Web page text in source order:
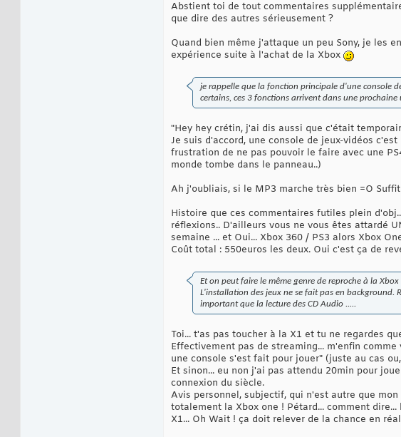
Abstient toi de tout commentaires
que dire des autres sérieusement ?
Quand bien même j'attaque un peu Sony, je les
expérience suite à l'achat de la Xbox
je rappelle que la fonction principale d'une console
certains, ces 3 fonctions arrivent dans une
"Hey hey crétin, j'ai dis aussi que c'était
Je suis d'accord, une console de jeux-vidéos c'est
frustration de ne pas pouvoir le faire avec une
monde tombe dans le panneau..)
Ah j'oubliais, si le MP3 marche très bien =O
Histoire que ces commentaires futiles plein
réflexions.. D'ailleurs vous ne vous êtes attardé
semaine ... et Oui... Xbox 360 / PS3 alors Xbox
Coût total : 550euros les deux. Oui c'est ça de
Et on peut faire le même genre de reproche à la
L'installation des jeux ne se fait pas en background.
important que la lecture des CD Audio .....
Toi... t'as pas toucher à la X1 et tu ne regardes
Effectivement pas de streaming... m'enfin
une console s'est fait pour jouer" (juste au cas
Et sinon... eu non j'ai pas attendu 20min pour
connexion du siècle.
Avis personnel, subjectif, qui n'est autre que
totalement la Xbox one ! Pétard... comment
X1... Oh Wait ! ça doit relever de la chance en